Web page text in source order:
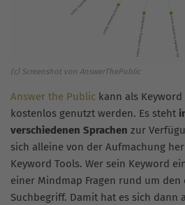
(c) Screenshot von AnswerThePublic
Answer the Public kann als
kostenlos genutzt werden. Es steht
verschiedenen Sprachen zur
sich alleine von der Aufmachung
Keyword Tools. Wer sein Keyword
einer Mindmap Fragen rund um den
Suchbegriff. Damit hat es sich dann